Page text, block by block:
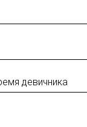
девичника